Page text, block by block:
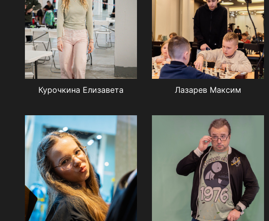
Курочкина Елизавета Лазарев Максим